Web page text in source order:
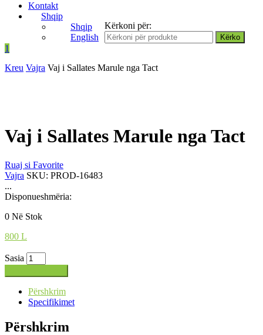
Kontakt
Shqip
Shqip
English
Kërkoni për:
1
Kreu Vajra Vaj i Sallates Marule nga Tact
Vaj i Sallates Marule nga Tact
Ruaj si Favorite
Vajra SKU: PROD-16483
...
Disponueshmëria:
0 Në Stok
800 L
Sasia
Përshkrim
Specifikimet
Përshkrim